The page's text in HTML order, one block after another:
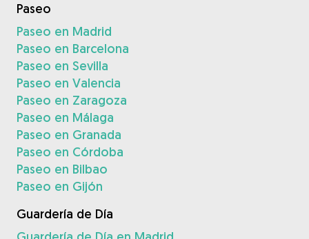
Paseo
Paseo en Madrid
Paseo en Barcelona
Paseo en Sevilla
Paseo en Valencia
Paseo en Zaragoza
Paseo en Málaga
Paseo en Granada
Paseo en Córdoba
Paseo en Bilbao
Paseo en Gijón
Guardería de Día